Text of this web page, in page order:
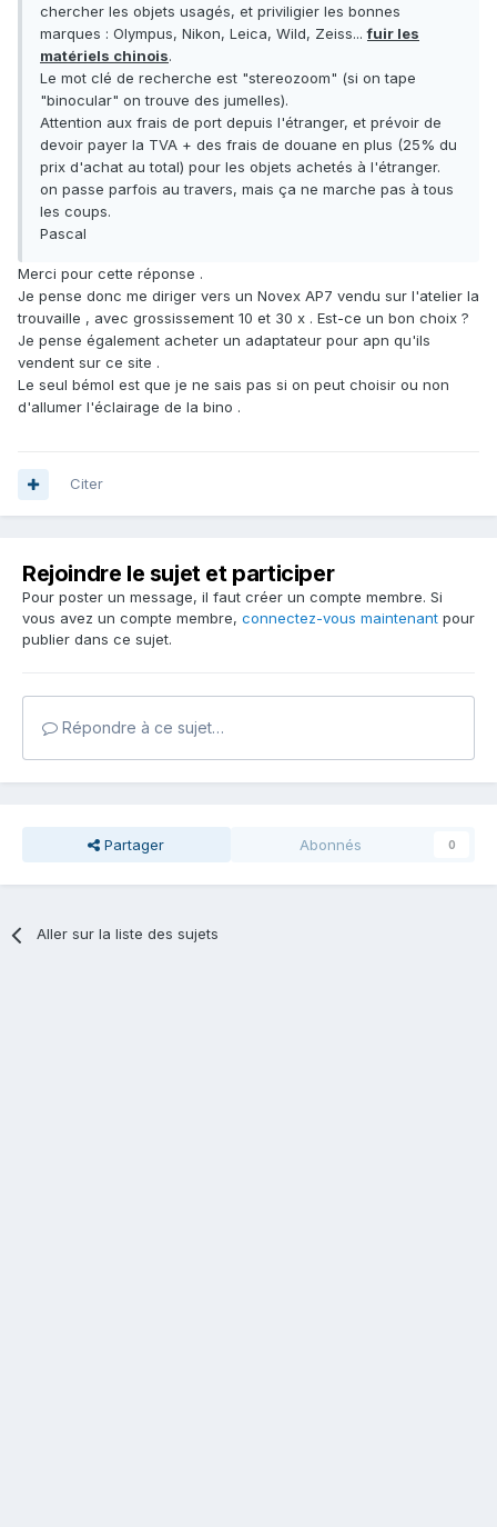
chercher les objets usagés, et priviligier les bonnes
marques : Olympus, Nikon, Leica, Wild, Zeiss...fuir les
matériels chinois.
Le mot clé de recherche est "stereozoom" (si on tape
"binocular" on trouve des jumelles).
Attention aux frais de port depuis l'étranger, et prévoir de
devoir payer la TVA + des frais de douane en plus (25% du
prix d'achat au total) pour les objets achetés à l'étranger.
on passe parfois au travers, mais ça ne marche pas à tous
les coups.
Pascal
Merci pour cette réponse .
Je pense donc me diriger vers un Novex AP7 vendu sur l'atelier la
trouvaille , avec grossissement 10 et 30 x . Est-ce un bon choix ?
Je pense également acheter un adaptateur pour apn qu'ils
vendent sur ce site .
Le seul bémol est que je ne sais pas si on peut choisir ou non
d'allumer l'éclairage de la bino .
Citer
Rejoindre le sujet et participer
Pour poster un message, il faut créer un compte membre. Si
vous avez un compte membre, connectez-vous maintenant pour
publier dans ce sujet.
Répondre à ce sujet…
Partager Abonnés 0
Aller sur la liste des sujets